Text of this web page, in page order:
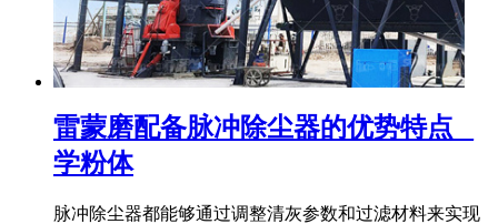
雷蒙磨配备脉冲除尘器的优势特点 _
学粉体
脉冲除尘器都能够通过调整清灰参数和过滤材料来实现